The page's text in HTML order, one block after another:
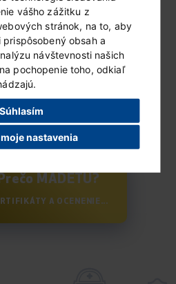
vášho zážitku z
stránok, na to, aby
obsah a
návštevnosti našich
pochopenie toho, odkiaľ
Súhlasím
nastavenia
Kto sme?
VIAC O MADETĚ...
Čo vyrábame?
OD MADETY...
MADETU?
A OCENENIE...